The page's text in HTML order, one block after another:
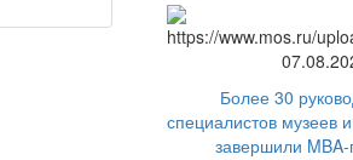
Более 30
специалистов музеев
завершили